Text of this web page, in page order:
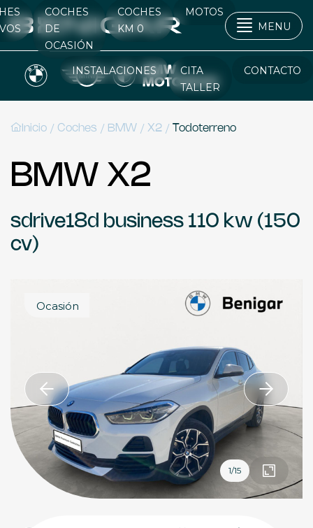
COCHES
DE
OCASIÓN
COCHES
KM 0
MOTOS
MENU
INSTALACIONES
CITA
TALLER
CONTACTO
Inicio / Coches / BMW / X2 / Todoterreno
BMW X2
sdrive18d business 110 kw (150
cv)
1/15
Ocasión